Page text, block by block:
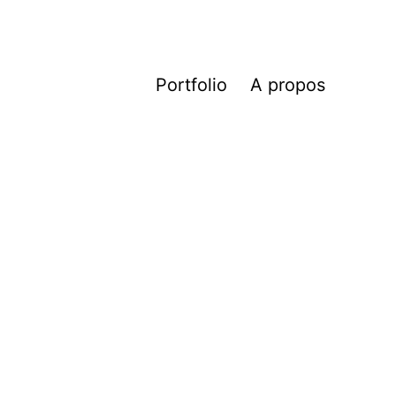
Portfolio A propos